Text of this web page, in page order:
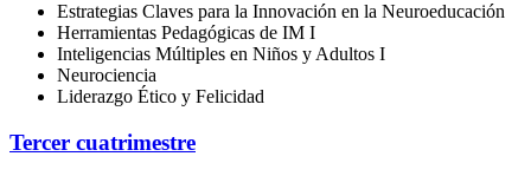
Estrategias Claves para la Innovación en la Neuroeducación
Herramientas Pedagógicas de IM I
Inteligencias Múltiples en Niños y Adultos I
Neurociencia
Liderazgo Ético y Felicidad
Tercer cuatrimestre